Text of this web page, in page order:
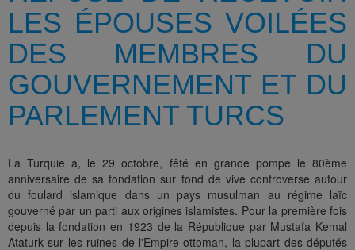
LES ÉPOUSES VOILÉES
DES MEMBRES DU
GOUVERNEMENT ET DU
PARLEMENT TURCS
La Turquie a, le 29 octobre, fêté en grande pompe le 80ème
anniversaire de sa fondation sur fond de vive controverse autour
du foulard islamique dans un pays musulman au régime laïc
gouverné par un parti aux origines islamistes. Pour la première fois
depuis la fondation en 1923 de la République par Mustafa Kemal
Ataturk sur les ruines de l'Empire ottoman, la plupart des députés